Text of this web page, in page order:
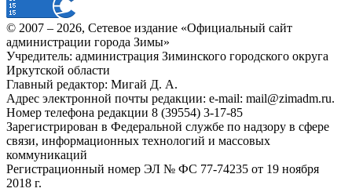
© 2007 – 2026, Сетевое издание «Официальный сайт
администрации города Зимы»
Учредитель: администрация Зиминского городского округа
Иркутской области
Главный редактор: Мигай Д. А.
Адрес электронной почты редакции: e-mail: mail@zimadm.ru.
Номер телефона редакции 8 (39554) 3-17-85
Зарегистрирован в Федеральной службе по надзору в сфере
связи, информационных технологий и массовых
коммуникаций
Регистрационный номер ЭЛ № ФС 77-74235 от 19 ноября
2018 г.